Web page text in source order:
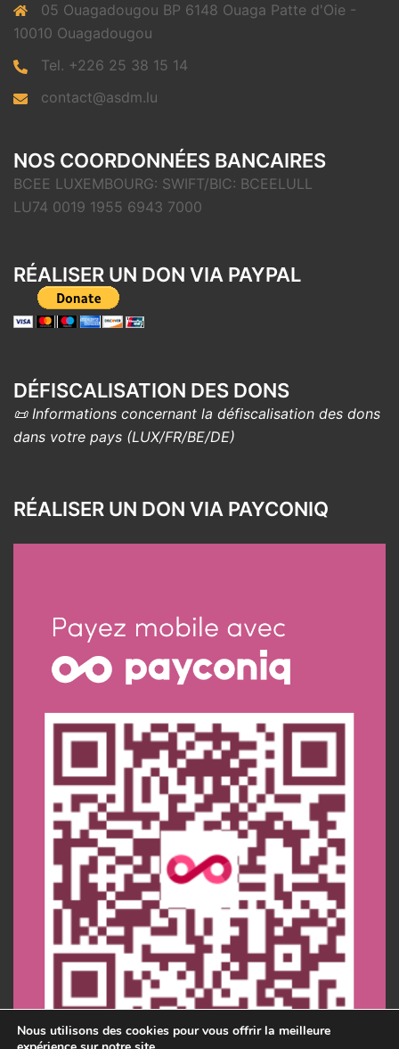
05 Ouagadougou BP 6148 Ouaga Patte d'Oie -
10010 Ouagadougou
Tel. +226 25 38 15 14
contact@asdm.lu
NOS COORDONNÉES BANCAIRES
BCEE LUXEMBOURG: SWIFT/BIC: BCEELULL
LU74 0019 1955 6943 7000
RÉALISER UN DON VIA PAYPAL
DÉFISCALISATION DES DONS
📜 Informations concernant la défiscalisation des dons
dans votre pays (LUX/FR/BE/DE)
RÉALISER UN DON VIA PAYCONIQ
Nous utilisons des cookies pour vous offrir la meilleure